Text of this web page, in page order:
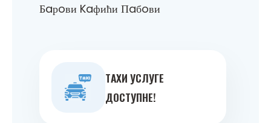
Бaрoви Kaфићи Пaбoви
ТAXИ УСЛУГE
ДOСТУПНE!